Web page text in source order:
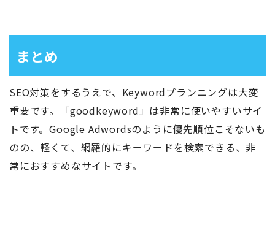
まとめ
SEO対策をするうえで、Keywordプランニングは大変
重要です。「goodkeyword」は非常に使いやすいサイ
トです。Google Adwordsのように優先順位こそないも
のの、軽くて、網羅的にキーワードを検索できる、非
常におすすめなサイトです。